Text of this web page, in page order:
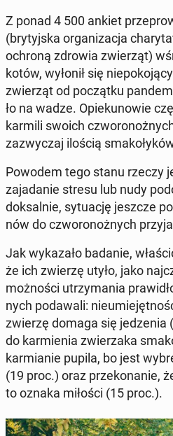
Z ponad 4 500 ankiet
(bry­tyj­ska or­ga­ni­za­cja
ochroną zdrowia zwie­rząt)
kotów, wyłonił się
zwie­rząt od po­cząt­ku
ło na wadze. Opie­ku­no­wie
karmili swoich
za­zwy­czaj ilością
Powodem tego stanu rzeczy
za­ja­da­nie stresu lub nudy
dok­sal­nie, sy­tu­ację jeszcze
nów do czwo­ro­noż­nych
Jak wy­ka­za­ło badanie,
że ich zwierzę utyło, jako
moż­no­ści utrzy­ma­nia
nych po­da­wa­li:
zwierzę domaga się je­dze­nia
do kar­mie­nia zwie­rza­ka
kar­mia­nie pupila, bo jest
(19 proc.) oraz prze­ko­na­nie,
to oznaka miłości (15 proc.).